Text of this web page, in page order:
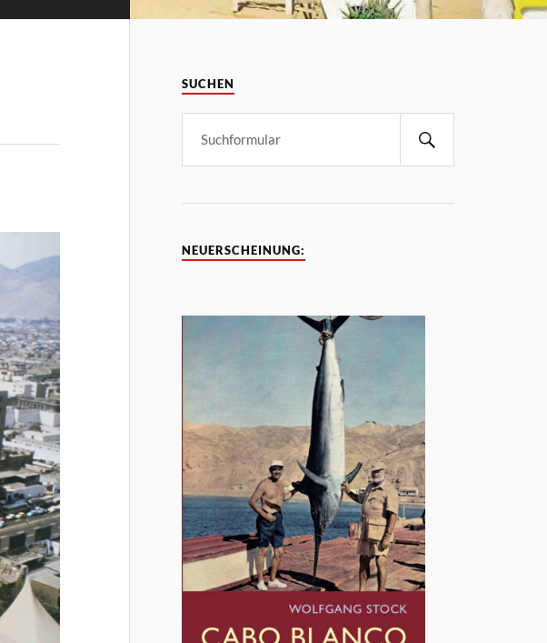
SUCHEN
NEUERSCHEINUNG: